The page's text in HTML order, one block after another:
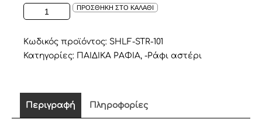
ΡΑΦΑΚΙ
ΣΕ
ΑΣΤΕΡΙ
ΣΕ
ΧΡΩΜΑ
ΠΡΟΣΘΗΚΗ ΣΤΟ ΚΑΛΑΘΙ
Κωδικός προϊόντος: SHLF-STR-101
Κατηγορίες: ΠΑΙΔΙΚΑ ΡΑΦΙΑ, -Ράφι αστέρι
Περιγραφή Πληροφορίες